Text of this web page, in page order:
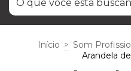
Início > Som
Arandela